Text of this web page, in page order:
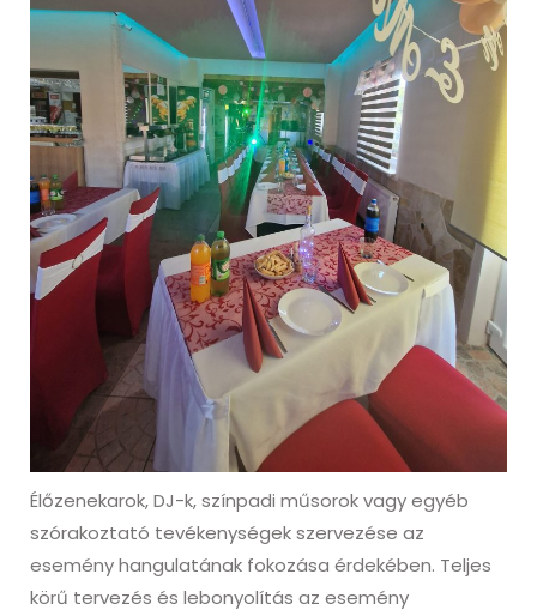
Élőzenekarok, DJ-k, színpadi műsorok vagy egyéb
szórakoztató tevékenységek szervezése az
esemény hangulatának fokozása érdekében. Teljes
körű tervezés és lebonyolítás az esemény